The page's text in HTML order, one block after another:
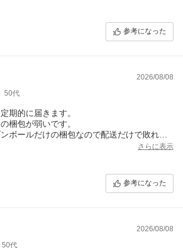
参考になった
2026/08/08
50代
期的に届きます。
梱包が弱いです。
ボールだけの梱包なので配送だけで敗れて
トボトルに入ってとはいえ、衛生的に心配
さらに表示
参考になった
2026/08/08
50代